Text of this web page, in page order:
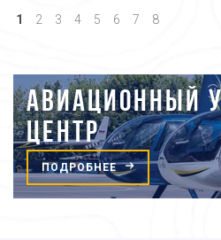
1 2 3 4 5 6 7 8
АВИАЦИОННЫЙ
ЦЕНТР
ПОДРОБНЕЕ